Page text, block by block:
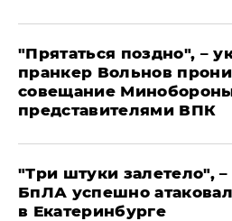
"Прятаться поздно", –
пранкер Вольнов
совещание
представителями ВПК
"Три штуки залетело",
БпЛА успешно
в Екатеринбурге